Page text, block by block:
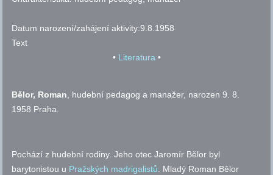
Datum narození/zahájení aktivity:9.8.1958
Text
• Literatura•
Bělor, Roman, hudební pedagog a manažer, narozen 9. 8.
1958 Praha.
Pochází z hudební rodiny. Jeho otec Jaromír Bělor byl
barytonistou u Pražských madrigalistů. Mladý Roman Bělor